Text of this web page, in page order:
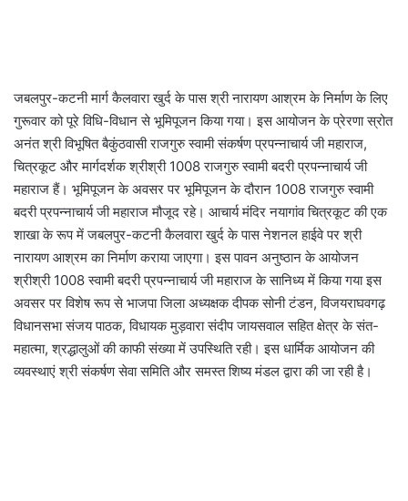
जबलपुर-कटनी मार्ग कैलवारा खुर्द के पास श्री नारायण आश्रम के निर्माण के लिए
गुरूवार को पूरे विधि-विधान से भूमिपूजन किया गया। इस आयोजन के प्रेरणा स्रोत
अनंत श्री विभूषित बैकुंठवासी राजगुरु स्वामी संकर्षण प्रपन्नाचार्य जी महाराज,
चित्रकूट और मार्गदर्शक श्रीश्री 1008 राजगुरु स्वामी बदरी प्रपन्नाचार्य जी
महाराज हैं। भूमिपूजन के अवसर पर भूमिपूजन के दौरान 1008 राजगुरु स्वामी
बदरी प्रपन्नाचार्य जी महाराज मौजूद रहे। आचार्य मंदिर नयागांव चित्रकूट की एक
शाखा के रूप में जबलपुर-कटनी कैलवारा खुर्द के पास नेशनल हाईवे पर श्री
नारायण आश्रम का निर्माण कराया जाएगा। इस पावन अनुष्ठान के आयोजन
श्रीश्री 1008 स्वामी बदरी प्रपन्नाचार्य जी महाराज के सानिध्य में किया गया इस
अवसर पर विशेष रूप से भाजपा जिला अध्यक्षक दीपक सोनी टंडन, विजयराघवगढ़
विधानसभा संजय पाठक, विधायक मुड़वारा संदीप जायसवाल सहित क्षेत्र के संत-
महात्मा, श्रद्धालुओं की काफी संख्या में उपस्थिति रही। इस धार्मिक आयोजन की
व्यवस्थाएं श्री संकर्षण सेवा समिति और समस्त शिष्य मंडल द्वारा की जा रही है।